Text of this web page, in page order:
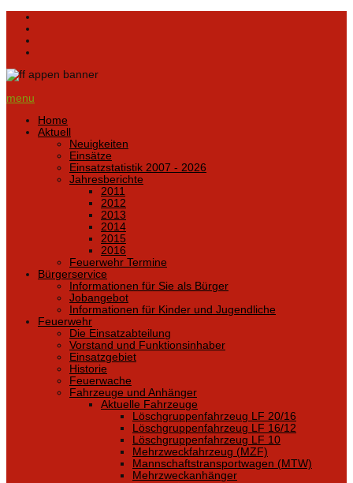
menu
Home
Aktuell
Neuigkeiten
Einsätze
Einsatzstatistik 2007 - 2026
Jahresberichte
2011
2012
2013
2014
2015
2016
Feuerwehr Termine
Bürgerservice
Informationen für Sie als Bürger
Jobangebot
Informationen für Kinder und Jugendliche
Feuerwehr
Die Einsatzabteilung
Vorstand und Funktionsinhaber
Einsatzgebiet
Historie
Feuerwache
Fahrzeuge und Anhänger
Aktuelle Fahrzeuge
Löschgruppenfahrzeug LF 20/16
Löschgruppenfahrzeug LF 16/12
Löschgruppenfahrzeug LF 10
Mehrzweckfahrzeug (MZF)
Mannschaftstransportwagen (MTW)
Mehrzweckanhänger